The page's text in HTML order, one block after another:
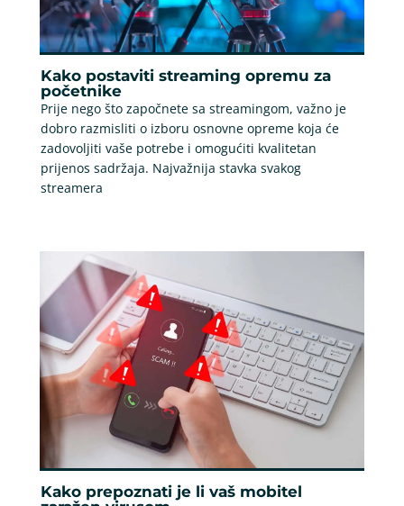
Kako postaviti streaming opremu za
početnike
Prije nego što započnete sa streamingom, važno je
dobro razmisliti o izboru osnovne opreme koja će
zadovoljiti vaše potrebe i omogućiti kvalitetan
prijenos sadržaja. Najvažnija stavka svakog
streamera
Kako prepoznati je li vaš mobitel